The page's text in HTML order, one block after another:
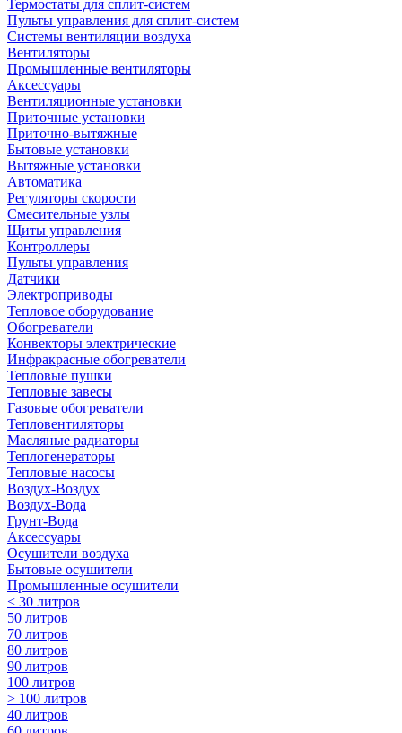
Термостаты для сплит-систем
Пульты управления для сплит-систем
Системы вентиляции воздуха
Вентиляторы
Промышленные вентиляторы
Аксессуары
Вентиляционные установки
Приточные установки
Приточно-вытяжные
Бытовые установки
Вытяжные установки
Автоматика
Регуляторы скорости
Смесительные узлы
Щиты управления
Контроллеры
Пульты управления
Датчики
Электроприводы
Тепловое оборудование
Обогреватели
Конвекторы электрические
Инфракрасные обогреватели
Тепловые пушки
Тепловые завесы
Газовые обогреватели
Тепловентиляторы
Масляные радиаторы
Теплогенераторы
Тепловые насосы
Воздух-Воздух
Воздух-Вода
Грунт-Вода
Аксессуары
Осушители воздуха
Бытовые осушители
Промышленные осушители
< 30 литров
50 литров
70 литров
80 литров
90 литров
100 литров
> 100 литров
40 литров